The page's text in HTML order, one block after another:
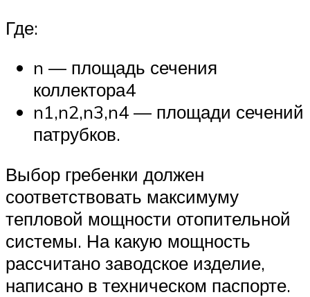
Где:
n — площадь сечения
коллектора4
n1,n2,n3,n4 — площади сечений
патрубков.
Выбор гребенки должен
соответствовать максимуму
тепловой мощности отопительной
системы. На какую мощность
рассчитано заводское изделие,
написано в техническом паспорте.